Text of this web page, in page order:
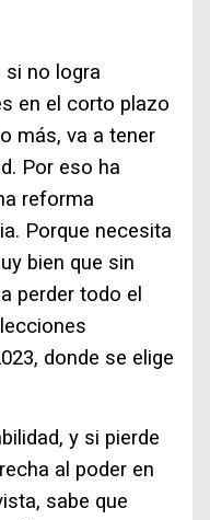
si no logra
en el corto plazo
más, va a tener
Por eso ha
reforma
Porque necesita
bien que sin
perder todo el
donde se elige
y si pierde
al poder en
sabe que